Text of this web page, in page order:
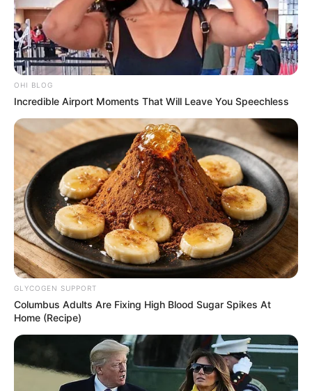
OHI BLOG
Incredible Airport Moments That Will Leave You Speechless
GLYCOGEN SUPPORT
Columbus Adults Are Fixing High Blood Sugar Spikes At
Home (Recipe)